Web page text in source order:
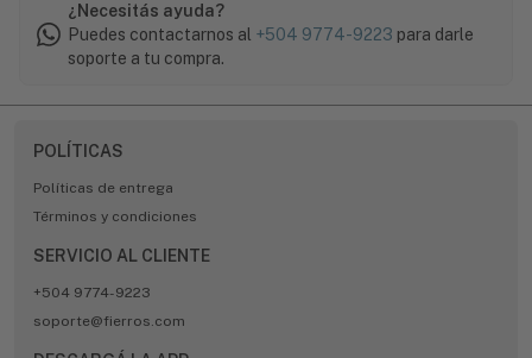
¿Necesitás ayuda?
Puedes contactarnos al +504 9774-9223 para darle
soporte a tu compra.
POLÍTICAS
Políticas de entrega
Términos y condiciones
SERVICIO AL CLIENTE
+504 9774-9223
soporte@fierros.com